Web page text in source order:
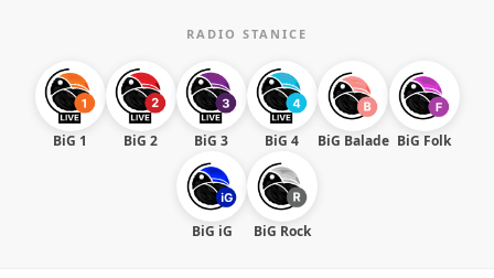
RADIO STANICE
BiG 1 BiG 2 BiG 3 BiG 4 BiG Balade BiG Folk
BiG iG BiG Rock